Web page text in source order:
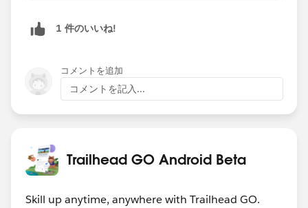
1 件のいいね!
コメントを追加
コメントを記入...
Trailhead GO Android Beta
Skill up anytime, anywhere with Trailhead GO.